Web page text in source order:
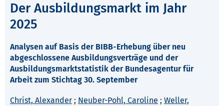
Der Ausbildungsmarkt im Jahr
2025
Analysen auf Basis der BIBB-Erhebung über neu
abgeschlossene Ausbildungsverträge und der
Ausbildungsmarktstatistik der Bundesagentur für
Arbeit zum Stichtag 30. September
Christ, Alexander ; Neuber-Pohl, Caroline ; Weller,